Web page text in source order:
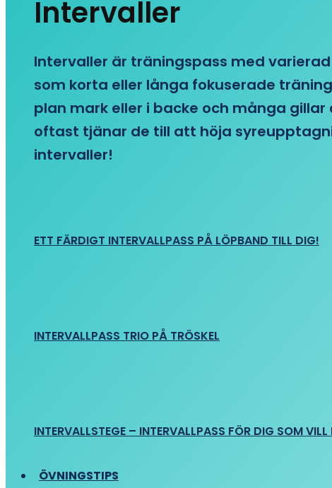
Intervaller
Intervaller är träningspass med
som korta eller långa fokuserade
plan mark eller i backe och många
oftast tjänar de till att höja
intervaller!
ETT FÄRDIGT INTERVALLPASS PÅ LÖPBAND TILL DIG!
INTERVALLPASS TRIO PÅ TRÖSKEL
INTERVALLSTEGE – INTERVALLPASS FÖR DIG SOM VILL
ÖVNINGSTIPS